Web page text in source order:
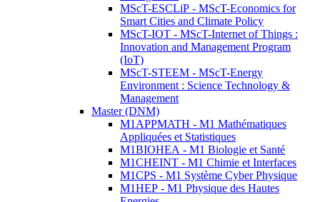
MScT-ESCLiP - MScT-Economics for
Smart Cities and Climate Policy
MScT-IOT - MScT-Internet of Things :
Innovation and Management Program
(IoT)
MScT-STEEM - MScT-Energy
Environment : Science Technology &
Management
Master (DNM)
M1APPMATH - M1 Mathématiques
Appliquées et Statistiques
M1BIOHEA - M1 Biologie et Santé
M1CHEINT - M1 Chimie et Interfaces
M1CPS - M1 Système Cyber Physique
M1HEP - M1 Physique des Hautes